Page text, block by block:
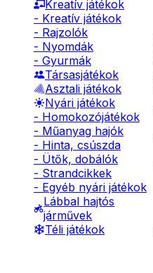
Kreatív játékok
- Kreatív játékok
- Rajzolók
- Nyomdák
- Gyurmák
Társasjátékok
Asztali játékok
Nyári játékok
- Homokozójátékok
- Műanyag hajók
- Hinta, csúszda
- Ütők, dobálók
- Strandcikkek
- Egyéb nyári játékok
Lábbal hajtós
járművek
Téli játékok